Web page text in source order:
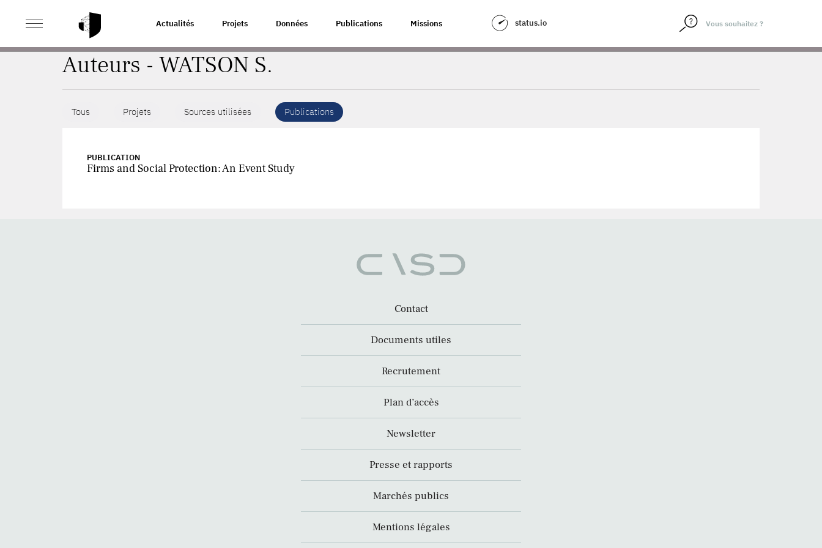
Actualités Projets Données Publications Missions status.io
ACCUEIL
Auteurs - WATSON S.
Tous Projets Sources utilisées Publications
PUBLICATION
Firms and Social Protection: An Event Study
Contact
Documents utiles
Recrutement
Plan d’accès
Newsletter
Presse et rapports
Marchés publics
Mentions légales